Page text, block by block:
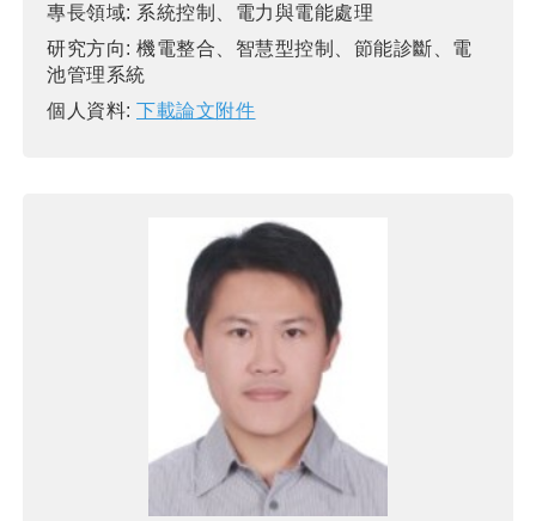
專長領域: 系統控制、電力與電能處理
研究方向: 機電整合、智慧型控制、節能診斷、電
池管理系統
個人資料: 下載論文附件